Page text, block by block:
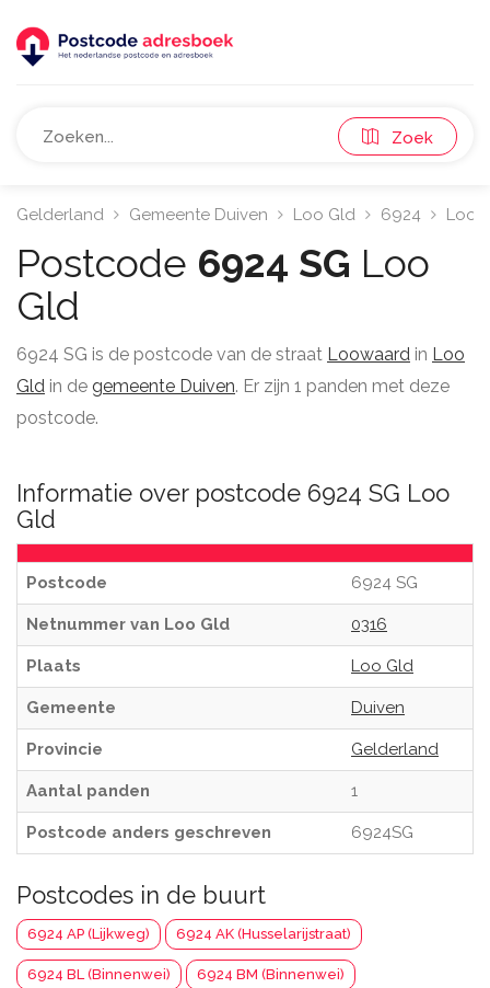
Zoek
Gelderland Gemeente Duiven Loo Gld 6924
Postcode 6924 SG Loo
Gld
6924 SG is de postcode van de straat Loowaard in Loo
Gld in de gemeente Duiven. Er zijn 1 panden met deze
postcode.
Informatie over postcode 6924 SG Loo
Gld
Postcode 6924 SG
Netnummer van Loo Gld 0316
Plaats Loo Gld
Gemeente Duiven
Provincie Gelderland
Aantal panden 1
Postcode anders geschreven 6924SG
Postcodes in de buurt
6924 AP (Lijkweg) 6924 AK (Husselarijstraat)
6924 BL (Binnenwei) 6924 BM (Binnenwei)